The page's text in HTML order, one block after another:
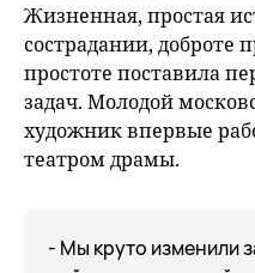
Жизненная, простая
сострадании, доброте
простоте поставила
задач. Молодой
художник впервые
театром драмы.
- Мы круто изменили